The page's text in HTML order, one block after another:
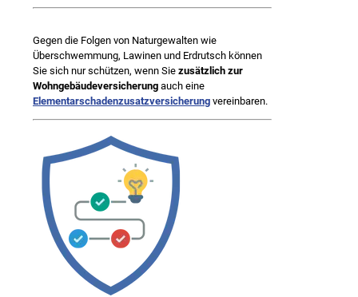
Gegen die Folgen von Naturgewalten wie
Überschwemmung, Lawinen und Erdrutsch können
Sie sich nur schützen, wenn Sie zusätzlich zur
Wohngebäudeversicherung auch eine
Elementarschadenzusatzversicherung vereinbaren.